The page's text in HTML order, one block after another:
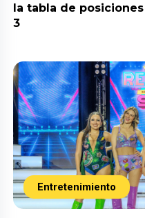
la tabla de
3
Entretenimiento